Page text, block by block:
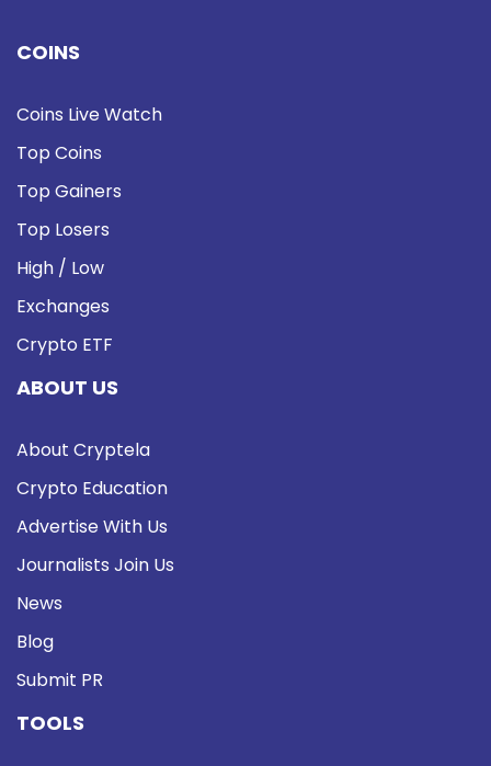
COINS
Coins Live Watch
Top Coins
Top Gainers
Top Losers
High / Low
Exchanges
Crypto ETF
ABOUT US
About Cryptela
Crypto Education
Advertise With Us
Journalists Join Us
News
Blog
Submit PR
TOOLS